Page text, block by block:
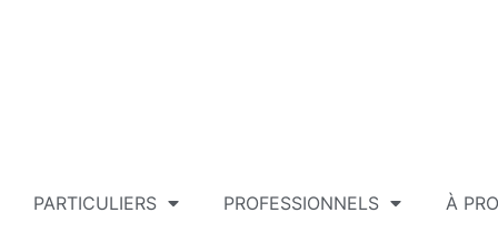
PARTICULIERS PROFESSIONNELS À